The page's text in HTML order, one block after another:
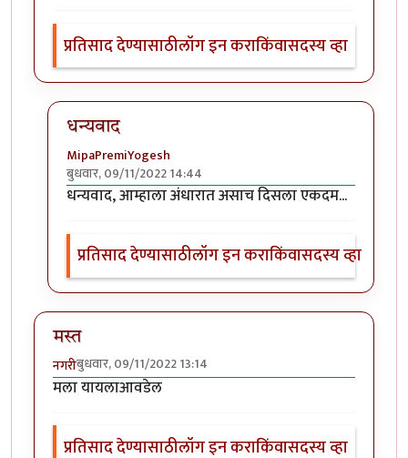
प्रतिसाद देण्यासाठीलॉग इन कराकिंवासदस्य व्हा
धन्यवाद
MipaPremiYogesh
बुधवार, 09/11/2022 14:44
In reply toछान प्रसंग व प्रचि. पहिलाbyश्वेता व्यास
धन्यवाद, आम्हाला अंधारात असाच दिसला एकदम...
प्रतिसाद देण्यासाठीलॉग इन कराकिंवासदस्य व्हा
मस्त
नगरीबुधवार, 09/11/2022 13:14
मला यायलाआवडेल
प्रतिसाद देण्यासाठीलॉग इन कराकिंवासदस्य व्हा